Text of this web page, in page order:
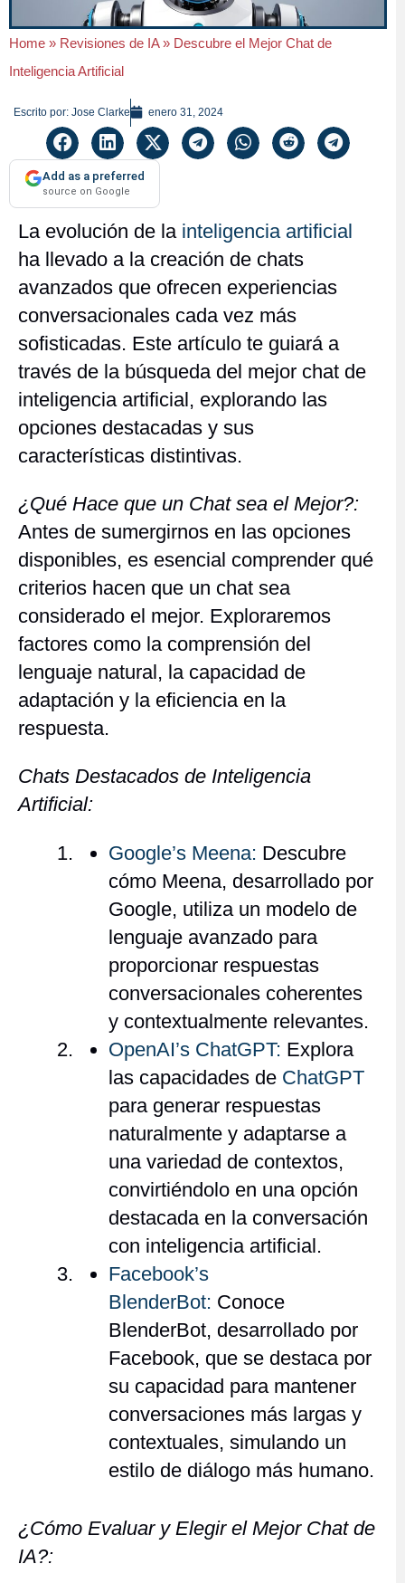
Home » Revisiones de IA» Descubre el Mejor Chat de
Inteligencia Artificial
Escrito por: Jose Clarke enero 31, 2024
Add as a preferred
source on Google
La evolución de la inteligencia artificial
ha llevado a la creación de chats
avanzados que ofrecen experiencias
conversacionales cada vez más
sofisticadas. Este artículo te guiará a
través de la búsqueda del mejor chat de
inteligencia artificial, explorando las
opciones destacadas y sus
características distintivas.
¿Qué Hace que un Chat sea el Mejor?:
Antes de sumergirnos en las opciones
disponibles, es esencial comprender qué
criterios hacen que un chat sea
considerado el mejor. Exploraremos
factores como la comprensión del
lenguaje natural, la capacidad de
adaptación y la eficiencia en la
respuesta.
Chats Destacados de Inteligencia
Artificial:
Google’s Meena: Descubre
cómo Meena, desarrollado por
Google, utiliza un modelo de
lenguaje avanzado para
proporcionar respuestas
conversacionales coherentes
y contextualmente relevantes.
OpenAI’s ChatGPT: Explora
las capacidades de ChatGPT
para generar respuestas
naturalmente y adaptarse a
una variedad de contextos,
convirtiéndolo en una opción
destacada en la conversación
con inteligencia artificial.
Facebook’s
BlenderBot: Conoce
BlenderBot, desarrollado por
Facebook, que se destaca por
su capacidad para mantener
conversaciones más largas y
contextuales, simulando un
estilo de diálogo más humano.
¿Cómo Evaluar y Elegir el Mejor Chat de
IA?: